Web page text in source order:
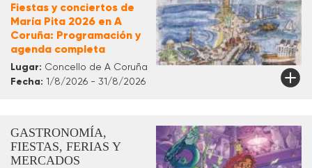
Fiestas y conciertos de
María Pita 2026 en A
Coruña: Programación y
agenda completa
Lugar: Concello de A Coruña
Fecha: 1/8/2026 - 31/8/2026
GASTRONOMÍA,
FIESTAS, FERIAS Y
MERCADOS